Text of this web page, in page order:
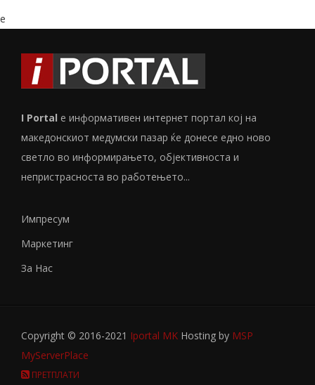
e
I Portal е информативен интернет портал кој на
македонскиот медумски пазар ќе донесе едно ново
светло во информирањето, објективноста и
непристрасноста во работењето...
Импресум
Маркетинг
За Нас
Copyright © 2016-2021 Iportal MK Hosting by MSP
MyServerPlace
ПРЕТПЛАТИ